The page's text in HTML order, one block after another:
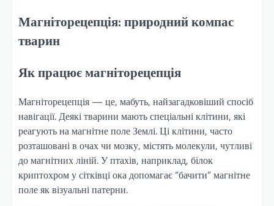
Магніторецепція: природний компас
тварин
Як працює магніторецепція
Магніторецепція — це, мабуть, найзагадковіший спосіб
навігації. Деякі тварини мають спеціальні клітини, які
реагують на магнітне поле Землі. Ці клітини, часто
розташовані в очах чи мозку, містять молекули, чутливі
до магнітних ліній. У птахів, наприклад, білок
криптохром у сітківці ока допомагає “бачити” магнітне
поле як візуальні патерни.